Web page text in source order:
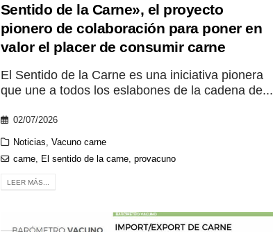
Sentido de la Carne», el proyecto
pionero de colaboración para poner en
valor el placer de consumir carne
El Sentido de la Carne es una iniciativa pionera
que une a todos los eslabones de la cadena de...
02/07/2026
Noticias,Vacuno carne
carne, El sentido de la carne,provacuno
LEER MÁS...